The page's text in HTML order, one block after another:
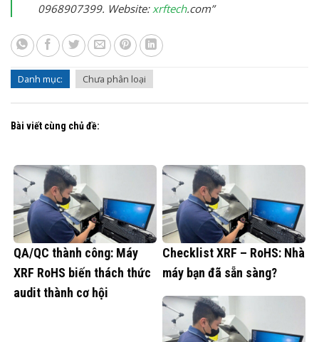
0968907399. Website: xrftech.com”
Danh mục: Chưa phân loại
Bài viết cùng chủ đề:
QA/QC thành công: Máy
XRF RoHS biến thách thức
audit thành cơ hội
Checklist XRF – RoHS: Nhà
máy bạn đã sẵn sàng?